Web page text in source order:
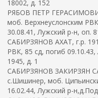
18002, д. 152
РЯБОВ ПЕТР
моб. Верхнеуслонским
30.08.41, Лужский р-н, оп.
САБИРЗЯНОВ АХАТ, г.р.
РВК, 85 сд, погиб
1945, д. 1
САБИРЗЯНОВ ЗАКИРЗЯН
с.Шишинер, моб.
16.02.44, Лужский р-